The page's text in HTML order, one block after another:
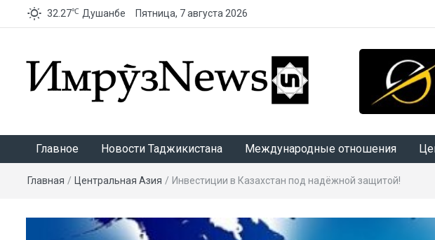
32.27℃ Душанбе Пятница, 7 августа 2026
Главное Новости Таджикистана Международные отношения
Главная / Центральная Азия / Инвестиции в Казахстан под надёжной защитой!